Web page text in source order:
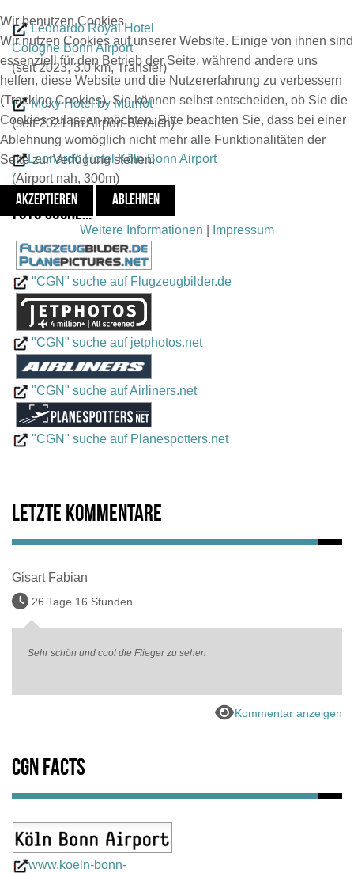
Leonardo Royal Hotel
Cologne Bonn Airport
(seit 2023, 3.0 km, Transfer)
Moxy Hotel by Marriot
(seit 2021 im Airport-Bereich)
Leonardo Hotel Köln Bonn Airport
(Airport nah, 300m)
Foto suche...
"CGN" suche auf Flugzeugbilder.de
"CGN" suche auf jetphotos.net
"CGN" suche auf Airliners.net
"CGN" suche auf Planespotters.net
Letzte Kommentare
Gisart Fabian
26 Tage 16 Stunden
Sehr schön und cool die Flieger zu sehen
Kommentar anzeigen
CGN Facts
www.koeln-bonn-
Wir benutzen Cookies
Wir nutzen Cookies auf unserer Website. Einige von ihnen sind
essenziell für den Betrieb der Seite, während andere uns
helfen, diese Website und die Nutzererfahrung zu verbessern
(Tracking Cookies). Sie können selbst entscheiden, ob Sie die
Cookies zulassen möchten. Bitte beachten Sie, dass bei einer
Ablehnung womöglich nicht mehr alle Funktionalitäten der
Seite zur Verfügung stehen.
AKZEPTIEREN ABLEHNEN
Weitere Informationen Impressum